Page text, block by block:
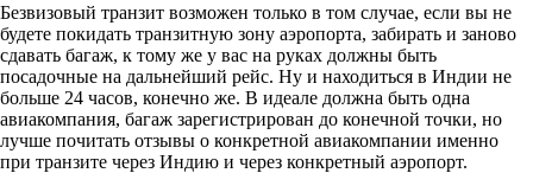
Безвизовый транзит возможен только в том случае, если вы не
будете покидать транзитную зону аэропорта, забирать и заново
сдавать багаж, к тому же у вас на руках должны быть
посадочные на дальнейший рейс. Ну и находиться в Индии не
больше 24 часов, конечно же. В идеале должна быть одна
авиакомпания, багаж зарегистрирован до конечной точки, но
лучше почитать отзывы о конкретной авиакомпании именно
при транзите через Индию и через конкретный аэропорт.